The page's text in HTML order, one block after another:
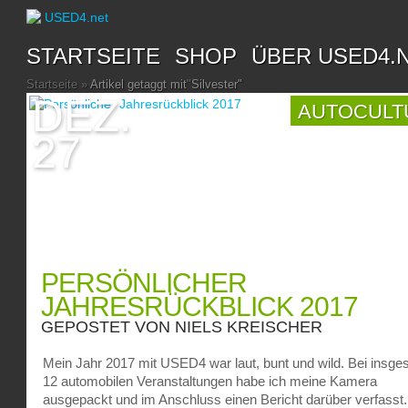
STARTSEITE SHOP ÜBER
Startseite » Artikel getaggt mit"Silvester"
DEZ.
27
PERSÖNLICHER
JAHRESRÜCKBLICK 2017
GEPOSTET VON NIELS KREISCHER
Mein Jahr 2017 mit USED4 war laut, bunt und wild. Bei
12 automobilen Veranstaltungen habe ich meine Kamera
ausgepackt und im Anschluss einen Bericht darüber